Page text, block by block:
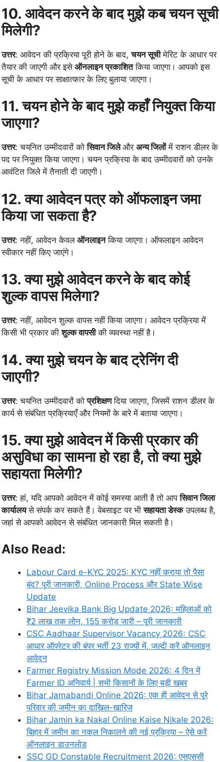
10. आवेदन करने के बाद मुझे कब चयन सूची
मिलेगी?
उत्तर: आवेदन की प्रक्रिया पूरी होने के बाद,चयन सूचीमेरिट के आधार पर
तैयार की जाएगी और इसे ऑनलाइन प्रकाशितकिया जाएगा। आपको इस
सूची के आधार पर साक्षात्कार के लिए बुलाया जाएगा।
11. चयन होने के बाद मुझे कहाँ नियुक्त किया
जाएगा?
उत्तर: चयनित उम्मीदवारों कोसिवान जिलेऔर अन्य जिलोंमें राशन डीलर के
पद पर नियुक्त किया जाएगा। चयन प्रक्रिया के बाद उम्मीदवारों को उनके
आवंटित जिले में तैनाती दी जाएगी।
12. क्या आवेदन पत्र को ऑफलाइन जमा
किया जा सकता है?
उत्तर: नहीं, आवेदन केवल ऑनलाइनकिया जाएगा। ऑफलाइन आवेदन
स्वीकार नहीं किए जाएंगे।
13. क्या मुझे आवेदन करने के बाद कोई
शुल्क वापस मिलेगा?
उत्तर: नहीं, आवेदन शुल्क वापस नहीं किया जाएगा। आवेदन प्रक्रिया में
किसी भी प्रकार कीशुल्क वापसीकी व्यवस्था नहीं है।
14. क्या मुझे चयन के बाद ट्रेनिंग दी
जाएगी?
उत्तर: चयनित उम्मीदवारों कोप्रशिक्षणदिया जाएगा, जिसमें राशन डीलर के
कार्य से संबंधित प्रक्रियाएँ और नियमों के बारे में बताया जाएगा।
15. क्या मुझे आवेदन में किसी प्रकार की
असुविधा का सामना हो रहा है, तो क्या मुझे
सहायता मिलेगी?
उत्तर: हां, यदि आपको आवेदन में कोई समस्या आती है तो आपसिवान जिला
कार्यालयसे संपर्क कर सकते हैं। वेबसाइट पर भीसहायता डेस्कउपलब्ध है,
जहां से आपको आवेदन से संबंधित जानकारी मिल सकती है।
Also Read:
Labour Card e-KYC 2025: KYC नहीं कराया तो पैसा
बंद? पूरी जानकारी, Online Process और State Wise
Update
Bihar Jeevika Bank Big Update 2026: महिलाओं को
₹2 लाख तक लोन, 155 करोड़ जारी – पूरी जानकारी
CSC Aadhaar Supervisor Vacancy 2026: CSC
आधार ऑपरेटर की बंपर भर्ती 23 राज्यों में, जल्दी करें ऑनलाइन
आवेदन
Farmer Registry Mission Mode 2026: 4 दिन में
Farmer ID अनिवार्य | सभी किसानों के लिए बड़ी खबर
Bihar Jamabandi Online 2026: एक ही आवेदन से पूरे
परिवार की जमीन का दाखिल-खारिज
Bihar Jamin ka Nakal Online Kaise Nikale 2026:
बिहार में जमीन का नकल निकालने की नई प्रक्रिया – ऐसे करें
ऑनलाइन डाउनलोड
SSC GD Constable Recruitment 2026: एसएससी